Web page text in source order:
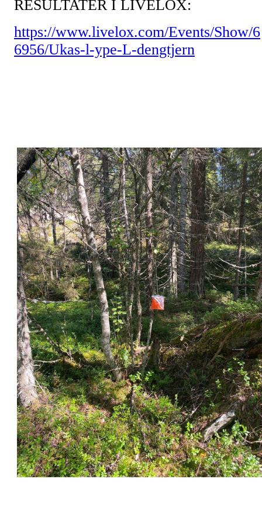
RESULTATER I LIVELOX:
https://www.livelox.com/Events/Show/6
6956/Ukas-l-ype-L-dengtjern